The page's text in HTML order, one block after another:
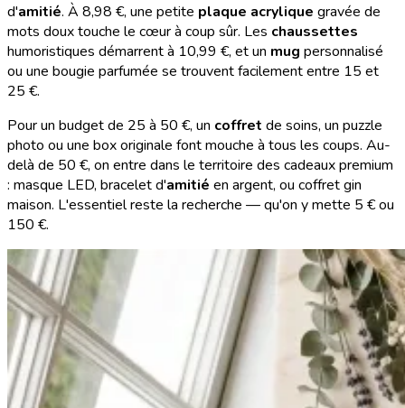
d'amitié. À 8,98 €, une petite plaque acrylique gravée de
mots doux touche le cœur à coup sûr. Les chaussettes
humoristiques démarrent à 10,99 €, et un mug personnalisé
ou une bougie parfumée se trouvent facilement entre 15 et
25 €.
Pour un budget de 25 à 50 €, un coffret de soins, un puzzle
photo ou une box originale font mouche à tous les coups. Au-
delà de 50 €, on entre dans le territoire des cadeaux premium
: masque LED, bracelet d'amitié en argent, ou coffret gin
maison. L'essentiel reste la recherche — qu'on y mette 5 € ou
150 €.